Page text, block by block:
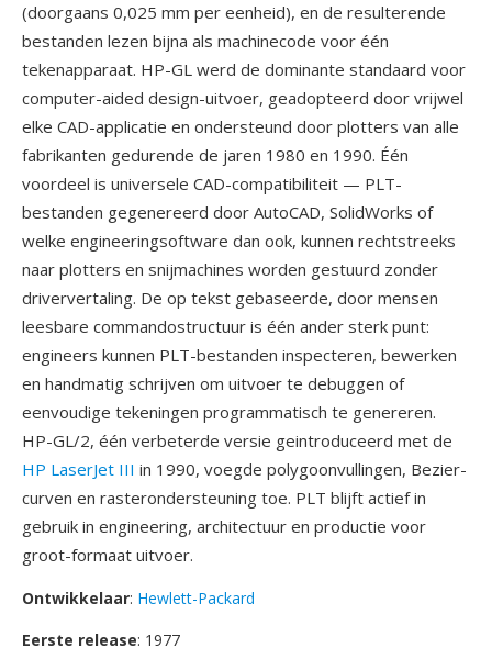
(doorgaans 0,025 mm per eenheid), en de resulterende
bestanden lezen bijna als machinecode voor één
tekenapparaat. HP-GL werd de dominante standaard voor
computer-aided design-uitvoer, geadopteerd door vrijwel
elke CAD-applicatie en ondersteund door plotters van alle
fabrikanten gedurende de jaren 1980 en 1990. Één
voordeel is universele CAD-compatibiliteit — PLT-
bestanden gegenereerd door AutoCAD, SolidWorks of
welke engineeringsoftware dan ook, kunnen rechtstreeks
naar plotters en snijmachines worden gestuurd zonder
driververtaling. De op tekst gebaseerde, door mensen
leesbare commandostructuur is één ander sterk punt:
engineers kunnen PLT-bestanden inspecteren, bewerken
en handmatig schrijven om uitvoer te debuggen of
eenvoudige tekeningen programmatisch te genereren.
HP-GL/2, één verbeterde versie geintroduceerd met de
HP LaserJet III in 1990, voegde polygoonvullingen, Bezier-
curven en rasterondersteuning toe. PLT blijft actief in
gebruik in engineering, architectuur en productie voor
groot-formaat uitvoer.
Ontwikkelaar: Hewlett-Packard
Eerste release: 1977